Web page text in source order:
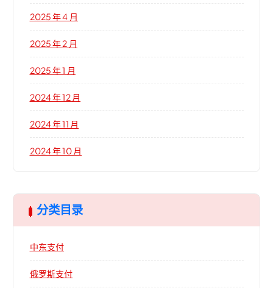
2025 年 4 月
2025 年 2 月
2025 年 1 月
2024 年 12 月
2024 年 11 月
2024 年 10 月
分类目录
中东支付
俄罗斯支付